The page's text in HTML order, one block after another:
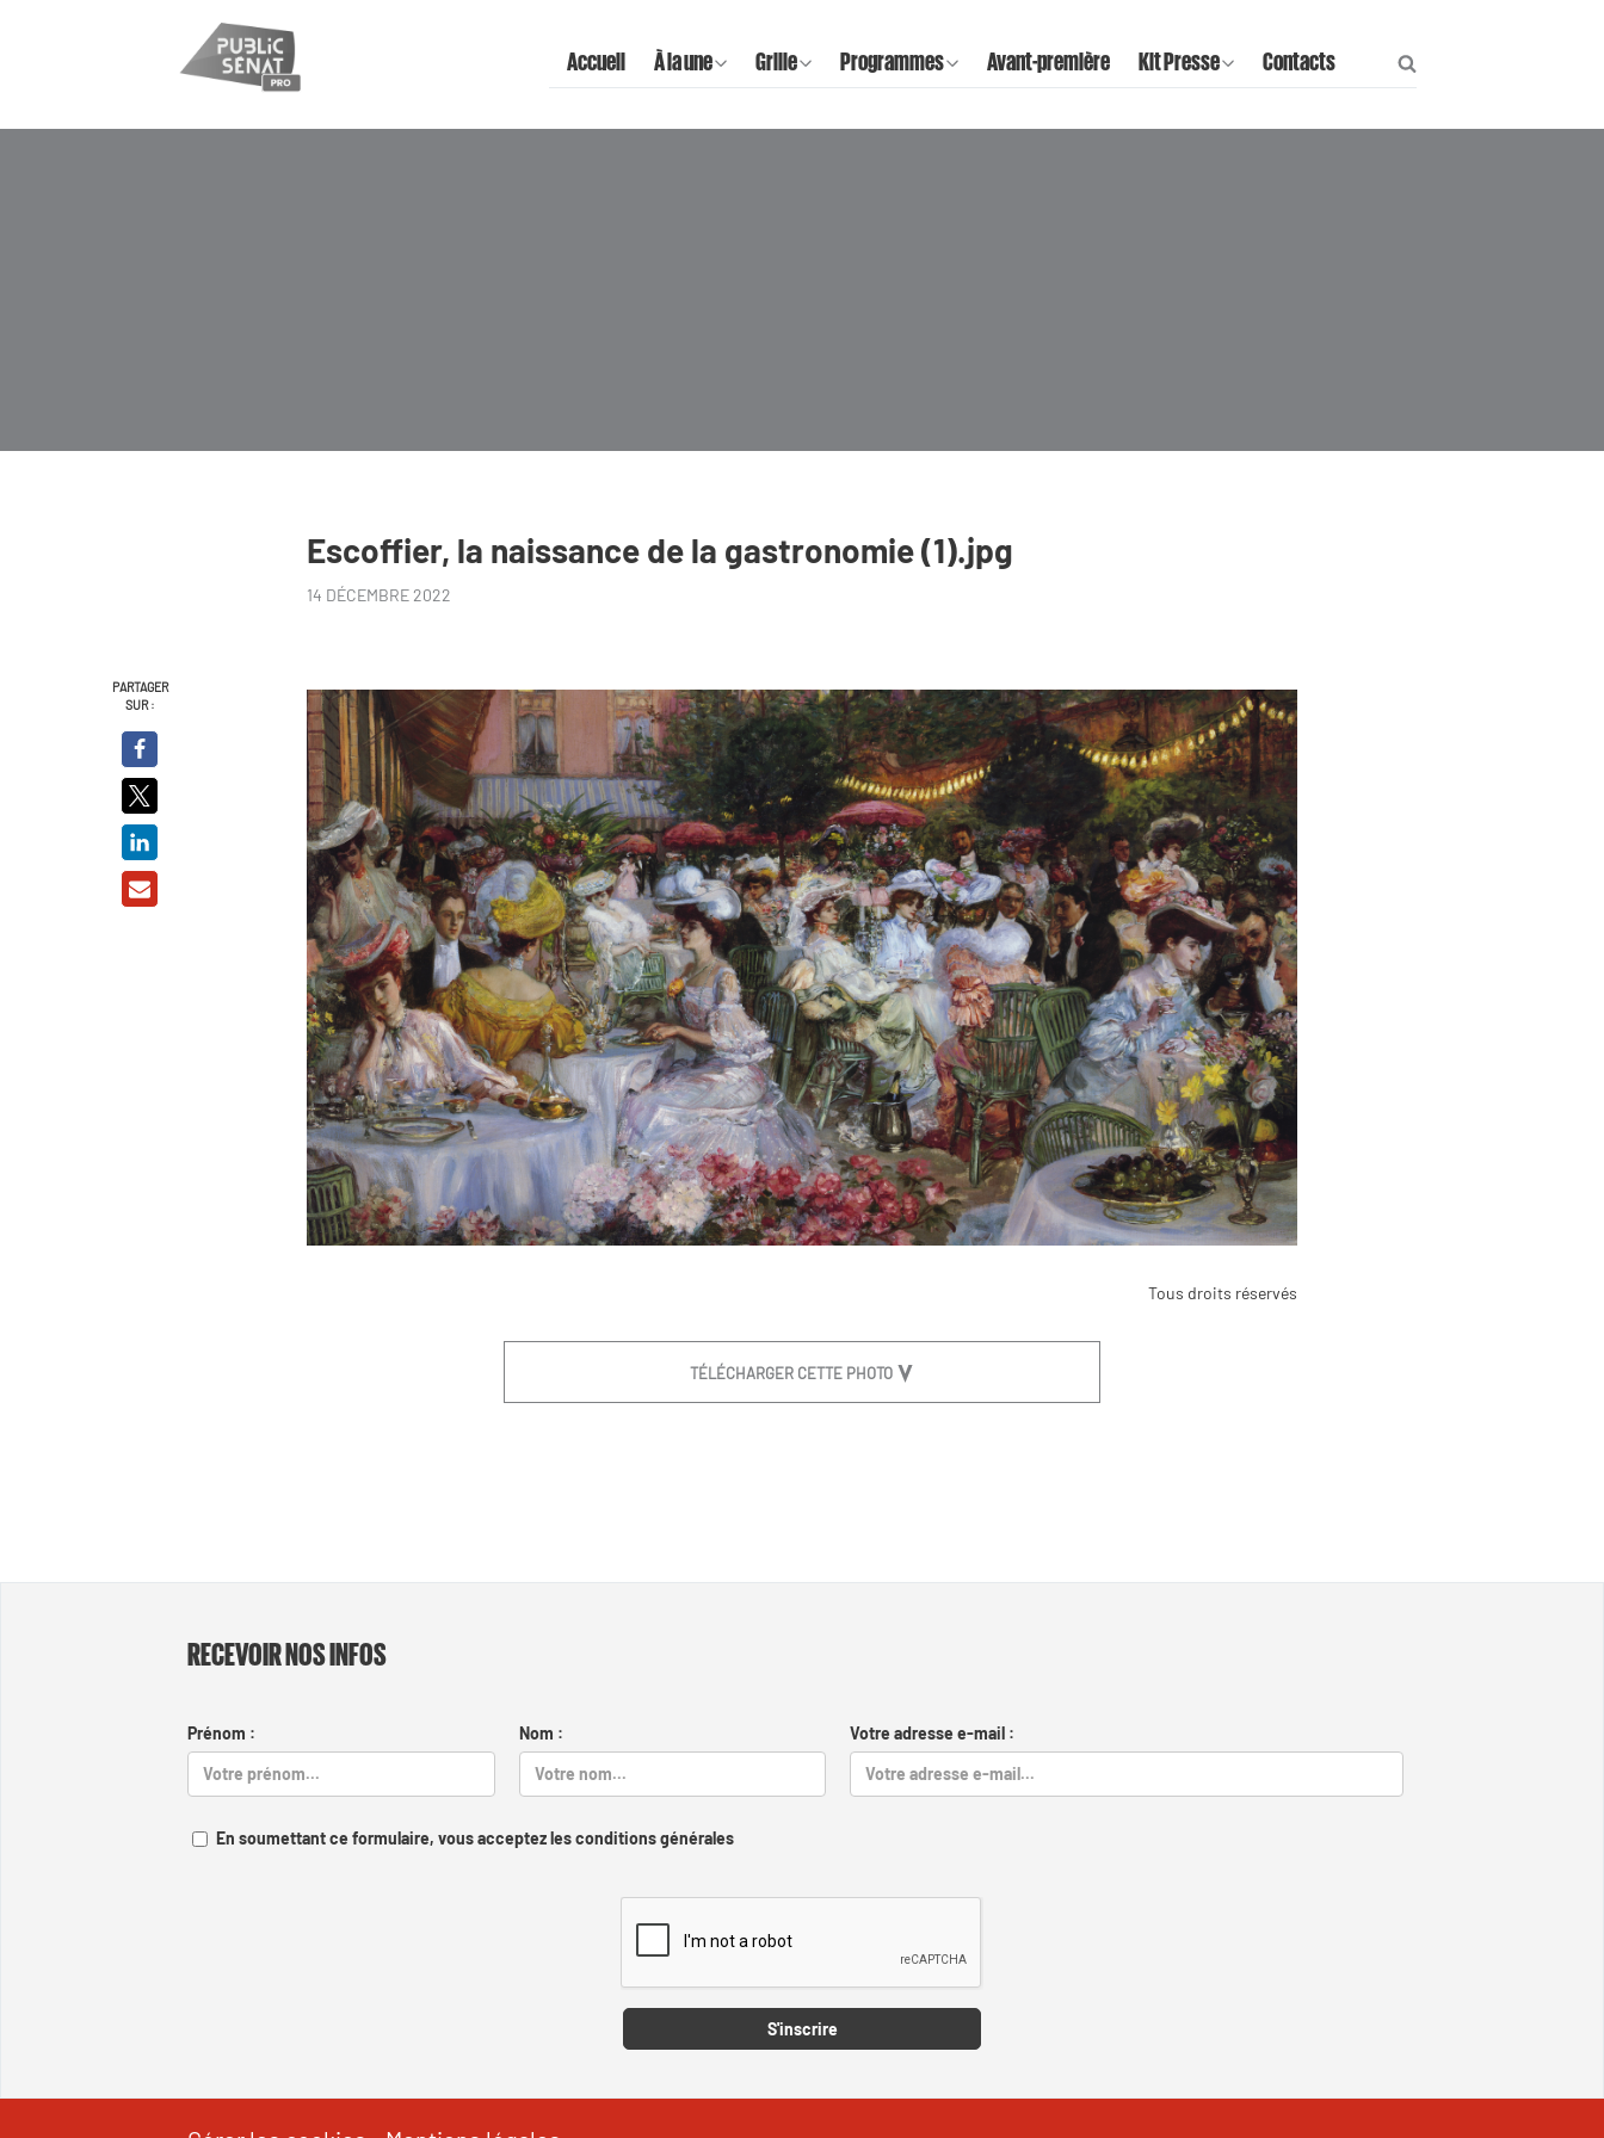
Accueil À la une Grille Programmes Avant-première Kit Presse Contacts
Escoffier, la naissance de la gastronomie (1).jpg
14 DÉCEMBRE 2022
PARTAGER
SUR :
Tous droits réservés
TÉLÉCHARGER CETTE PHOTO
RECEVOIR NOS INFOS
Prénom : Nom : Votre adresse e-mail :
En soumettant ce formulaire, vous acceptez les conditions générales
S'inscrire